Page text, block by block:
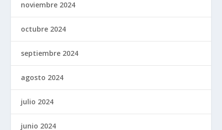
noviembre 2024
octubre 2024
septiembre 2024
agosto 2024
julio 2024
junio 2024